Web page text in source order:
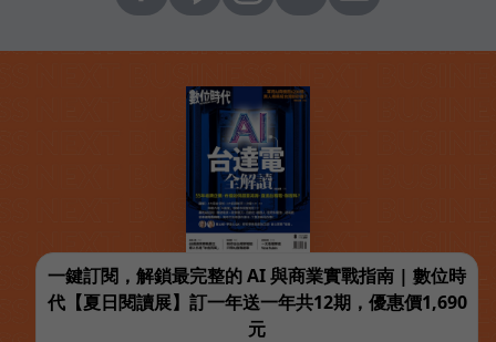
一鍵訂閱，解鎖最完整的 AI 與商業實戰指南 | 數位時
代【夏日閱讀展】訂一年送一年共12期，優惠價1,690
元